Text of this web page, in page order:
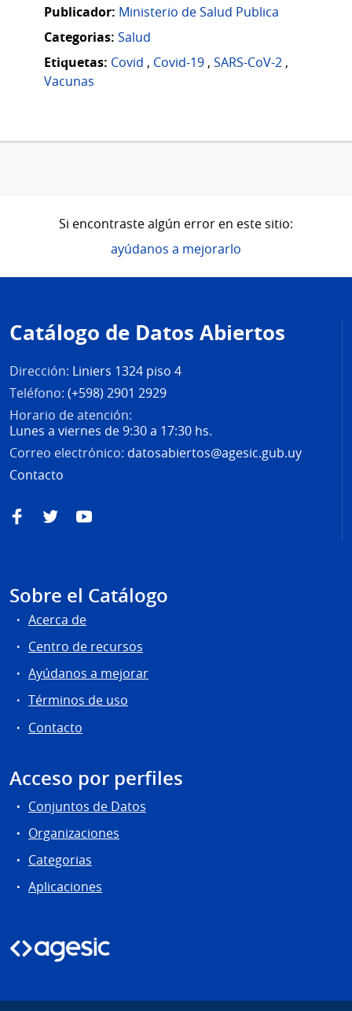
Publicador: Ministerio de Salud Publica
Categorias: Salud
Etiquetas: Covid , Covid-19 , SARS-CoV-2 ,
Vacunas
Si encontraste algún error en este sitio:
ayúdanos a mejorarlo
de
página
Catálogo de Datos Abiertos
Dirección: Liniers 1324 piso 4
Teléfono: (+598) 2901 2929
Horario de atención:
Lunes a viernes de 9:30 a 17:30 hs.
Correo electrónico: datosabiertos@agesic.gub.uy
Contacto
FacebookTwitterYouTube
Sobre el Catálogo
Acerca de
Centro de recursos
Ayúdanos a mejorar
Términos de uso
Contacto
Acceso por perfiles
Conjuntos de Datos
Organizaciones
Categorias
Aplicaciones